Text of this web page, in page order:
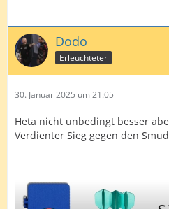
Dodo
Erleuchteter
30. Januar 2025 um 21:05
Heta nicht unbedingt besser
Verdienter Sieg gegen den